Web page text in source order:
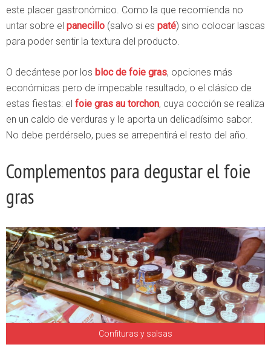
este placer gastronómico. Como la que recomienda no
untar sobre el panecillo (salvo si es paté) sino colocar lascas
para poder sentir la textura del producto.
O decántese por los bloc de foie gras, opciones más
económicas pero de impecable resultado, o el clásico de
estas fiestas: el foie gras au torchon, cuya cocción se realiza
en un caldo de verduras y le aporta un delicadísimo sabor.
No debe perdérselo, pues se arrepentirá el resto del año.
Complementos para degustar el foie
gras
Confituras y salsas